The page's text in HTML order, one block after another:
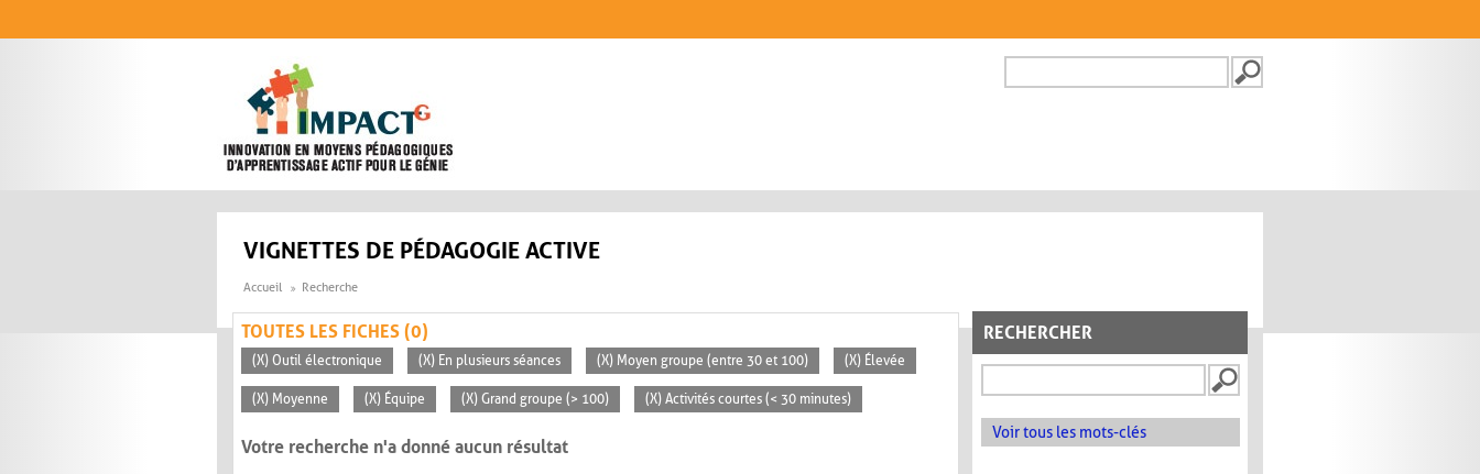
FORMULAIRE DE
VIGNETTES DE PÉDAGOGIE ACTIVE
Accueil Recherche
RECHERCHER
Voir tous les mots-clés
TOUTES LES FICHES (0)
(X) Outil électronique (X) En plusieurs séances (X) Moyen groupe (entre 30 et 100) (X) Élevée
(X) Moyenne (X) Équipe (X) Grand groupe (> 100) (X) Activités courtes (< 30 minutes)
Votre recherche n'a donné aucun résultat